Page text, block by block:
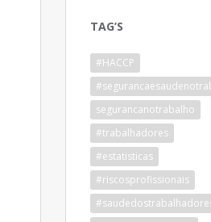
TAG’S
#HACCP
segurancanotrabalho
#trabalhadores
#estatisticas
#riscosprofissionais